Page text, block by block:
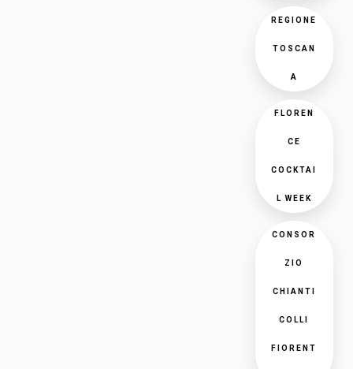
REGIONE
TOSCAN
A
FLOREN
CE
COCKTAI
L WEEK
CONSOR
ZIO
CHIANTI
COLLI
FIORENT